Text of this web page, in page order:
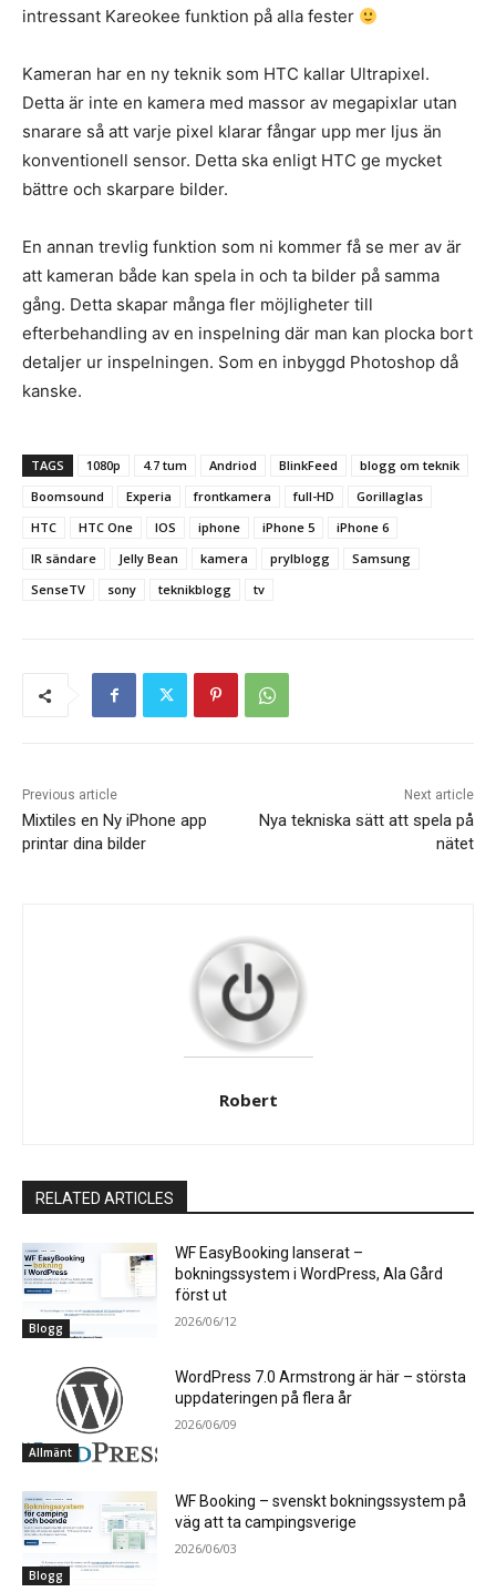
intressant Kareokee funktion på alla fester
Kameran har en ny teknik som HTC kallar Ultrapixel.
Detta är inte en kamera med massor av megapixlar utan
snarare så att varje pixel klarar fångar upp mer ljus än
konventionell sensor. Detta ska enligt HTC ge mycket
bättre och skarpare bilder.
En annan trevlig funktion som ni kommer få se mer av är
att kameran både kan spela in och ta bilder på samma
gång. Detta skapar många fler möjligheter till
efterbehandling av en inspelning där man kan plocka bort
detaljer ur inspelningen. Som en inbyggd Photoshop då
kanske.
TAGS 1080p 4.7 tum Andriod BlinkFeed
blogg om teknik
Boomsound
Experia frontkamera full-HD
Gorillaglas
HTC
HTC One IOS iphone iPhone 5
iPhone 6
IR sändare
Jelly Bean kamera prylblogg
Samsung
SenseTV
sony teknikblogg tv
Previous article
Mixtiles en Ny iPhone app
printar dina bilder
Next article
Nya tekniska sätt att spela på
nätet
Robert
RELATED ARTICLES
Blogg
WF EasyBooking lanserat –
bokningssystem i WordPress, Ala Gård
först ut
2026/06/12
Allmänt
WordPress 7.0 Armstrong är här – största
uppdateringen på flera år
2026/06/09
Blogg
WF Booking – svenskt bokningssystem på
väg att ta campingsverige
2026/06/03